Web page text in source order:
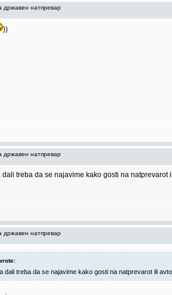
државен натпревар
))
државен натпревар
dali treba da se najavime kako gosti na
државен натпревар
dali treba da se najavime kako gosti na natprevarot ili